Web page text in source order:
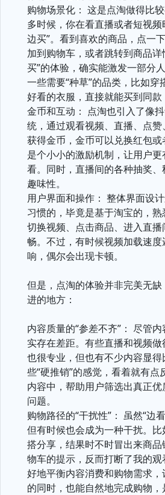
购物场景化： 这是点淘做得比
多时候，你在看直播或者短视
边买”。看到喜欢的商品，点一
加到购物车，或者跳转到商品详
买”的体验，确实能激发一部分
一些需要“种草”的品类，比如穿
好看的衣服，直接就能买到同款
金币和互动： 点淘也引入了像
统，通过观看视频、直播、点
获得金币，金币可以兑换红包
是个小小的激励机制，让用户
看。同时，直播间的各种抽奖
趣味性。
用户界面和操作： 整体界面设
习惯的，毕竟是基于淘宝的，
切换视频、点击商品、进入直
畅。不过，有时候视频加载速
响，偶尔会出现卡顿。
但是，点淘的体验并非完美无
进的地方：
内容质量的“参差不齐”： 尽管
实存在差距。有些直播和视频
也很专业，但也有不少内容显
些“硬推销”的感觉，看着就有点
内容中，帮助用户筛选出真正
问题。
购物路径的“干扰性”： 虽然“边
但有时候也会成为一种干扰。
搭分享，结果时不时冒出来商
物车的提示，反而打断了我的
好地平衡内容消费和购物需求
的同时，也能自然地完成购物，